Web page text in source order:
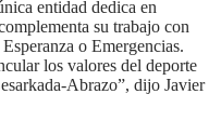
entidad dedica en
su trabajo con
o Emergencias.
los valores del deporte
Abrazo”, dijo Javier